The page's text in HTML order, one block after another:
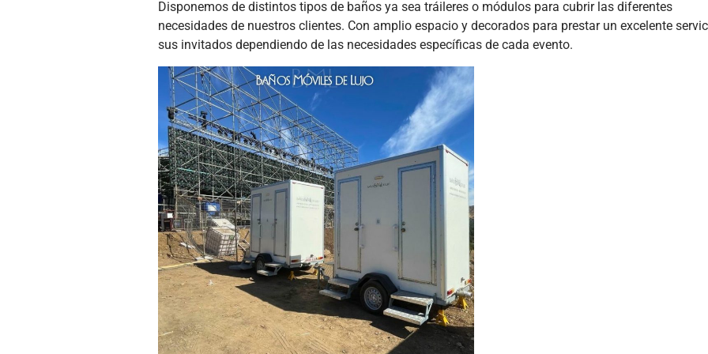
Disponemos de distintos tipos de baños ya sea tráileres o módulos para cubrir las diferentes
necesidades de nuestros clientes. Con amplio espacio y decorados para prestar un excelente
sus invitados dependiendo de las necesidades específicas de cada evento.